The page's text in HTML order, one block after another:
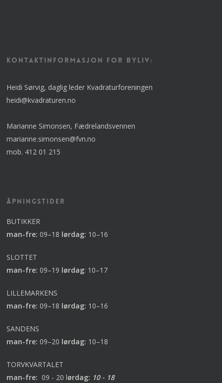
KONTAKTINFORMASJON FOR BYLIV:
Heidi Sørvig, daglig leder Kvadraturforeningen
heidi@kvadraturen.no
Marianne Simonsen, Fædrelandsvennen
marianne.simonsen@fvn.no
mob. 412 01 215
Åpningstider
BUTIKKER
man-fre: 09–18 lørdag: 10–16
SLOTTET
man-fre: 09–19 lørdag: 10–17
LILLEMARKENS
man-fre: 09–18 lørdag: 10–16
SANDENS
man-fre: 09–20 lørdag: 10–18
TORVKVARTALET
man-fre: 09 - 20 lørdag: 10 - 18